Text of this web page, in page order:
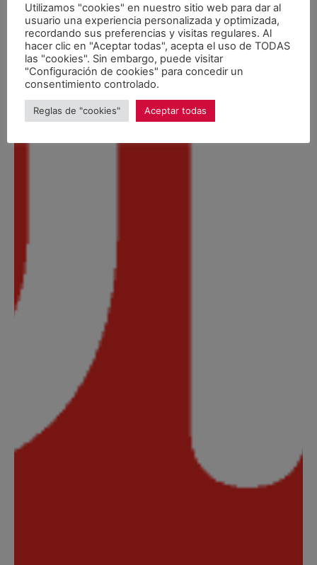
Utilizamos "cookies" en nuestro sitio web para dar al
usuario una experiencia personalizada y optimizada,
recordando sus preferencias y visitas regulares. Al
hacer clic en "Aceptar todas", acepta el uso de TODAS
las "cookies". Sin embargo, puede visitar
"Configuración de cookies" para concedir un
consentimiento controlado.
Reglas de "cookies" Aceptar todas